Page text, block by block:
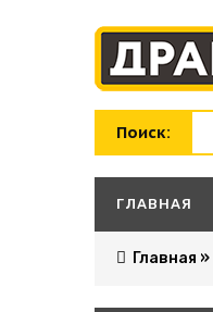
Поиск:
ГЛАВНАЯ
Главная »